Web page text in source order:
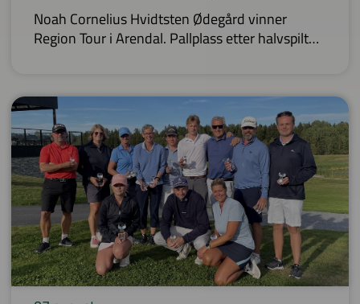
Noah Cornelius Hvidtsten Ødegård vinner
Region Tour i Arendal. Pallplass etter halvspilt
Lagmesterskap på Vestfold, samt stor spenning i
NM på Byneset.